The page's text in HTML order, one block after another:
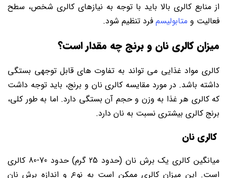
از منابع کالری بالا باید با توجه به نیازهای کالری شخص، سطح
فعالیت و متابولیسم فرد تنظیم شود.
میزان کالری نان و برنج چه مقدار است؟
کالری مواد غذایی می ‌تواند به تفاوت ‌های قابل توجهی بستگی
داشته باشد. در مورد مقایسه کالری نان و برنج، باید توجه داشت
که کالری هر غذا به وزن و حجم آن بستگی دارد. اما به طور کلی،
برنج کالری بیشتری نسبت به نان دارد.
کالری نان
میانگین کالری یک برش نان (حدود 25 گرم) حدود 70-80 کالری
است. این میزان کالری ممکن است به نوع و اندازه برش نان